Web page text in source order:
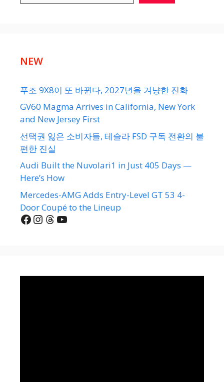
NEW
푸조 9X8이 또 바뀐다, 2027년을 겨냥한 진화
GV60 Magma Arrives in California, New York
and New Jersey First
선택권 잃은 소비자들, 테슬라 FSD 구독 전환의 불
편한 진실
Audi Built the Nuvolari1 in Just 405 Days —
Here’s How
Mercedes-AMG Adds Entry-Level GT 53 4-
Door Coupé to the Lineup
Facebook
Instagram
Threads
YouTube